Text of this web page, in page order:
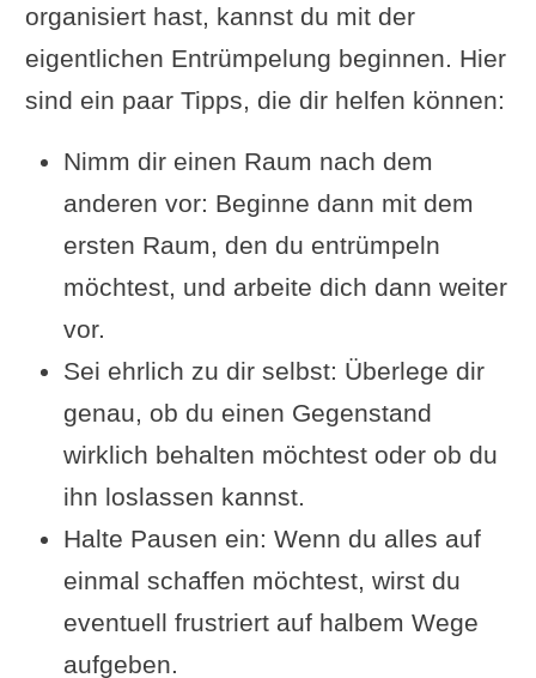
organisiert hast, kannst du mit der
eigentlichen Entrümpelung beginnen. Hier
sind ein paar Tipps, die dir helfen können:
Nimm dir einen Raum nach dem
anderen vor: Beginne dann mit dem
ersten Raum, den du entrümpeln
möchtest, und arbeite dich dann weiter
vor.
Sei ehrlich zu dir selbst: Überlege dir
genau, ob du einen Gegenstand
wirklich behalten möchtest oder ob du
ihn loslassen kannst.
Halte Pausen ein: Wenn du alles auf
einmal schaffen möchtest, wirst du
eventuell frustriert auf halbem Wege
aufgeben.